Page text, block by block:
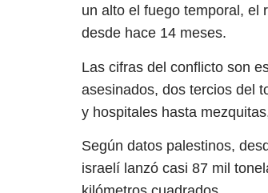
un alto el fuego temporal, el
desde hace 14 meses.
Las cifras del conflicto son
asesinados, dos tercios del
y hospitales hasta
Según datos palestinos,
israelí lanzó casi 87 mil